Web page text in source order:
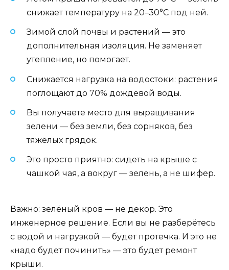
снижает температуру на 20–30°C под ней.
Зимой слой почвы и растений — это
дополнительная изоляция. Не заменяет
утепление, но помогает.
Снижается нагрузка на водостоки: растения
поглощают до 70% дождевой воды.
Вы получаете место для выращивания
зелени — без земли, без сорняков, без
тяжёлых грядок.
Это просто приятно: сидеть на крыше с
чашкой чая, а вокруг — зелень, а не шифер.
Важно: зелёный кров — не декор. Это
инженерное решение. Если вы не разберётесь
с водой и нагрузкой — будет протечка. И это не
«надо будет починить» — это будет ремонт
крыши.